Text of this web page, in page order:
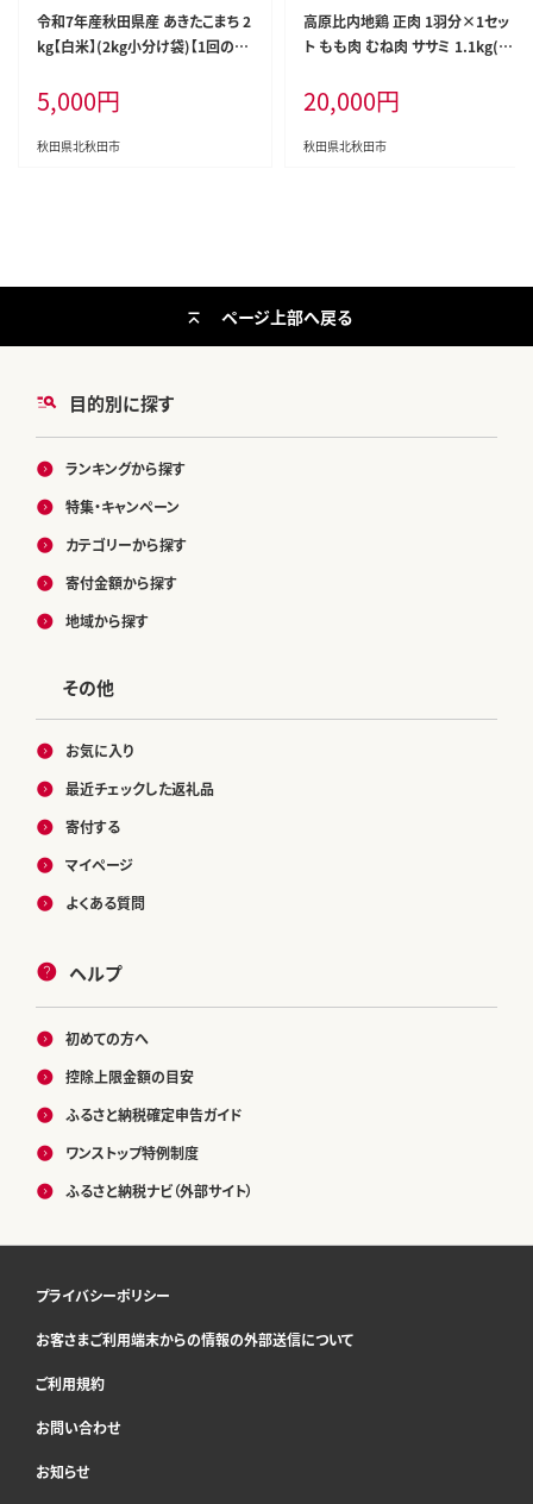
令和7年産秋田県産 あきたこまち 2
kg【白米】(2kg小分け袋)【1回のみ
る お米 おおもり [おおもり 秋田 お
米 あきたこまち 米どころ 東北 北秋
田市]
5,000円
秋田県北秋田市
高原比内地鶏 正肉 1羽分×1セッ
ト もも肉 むね肉 ササミ 1.1kg(1.1
分け 個包装 国産 冷凍 鶏肉 鳥肉
とり肉 モモ肉 配送時期選べる
20,000円
秋田県北秋田市
目的別に探す
ランキングから探す
特集・キャンペーン
カテゴリーから探す
寄付金額から探す
地域から探す
その他
お気に入り
最近チェックした返礼品
寄付する
マイページ
よくある質問
ヘルプ
初めての方へ
控除上限金額の目安
ふるさと納税確定申告ガイド
ワンストップ特例制度
ふるさと納税ナビ（外部サイト）
ページ上部へ戻る
プライバシーポリシー
お客さまご利用端末からの情報の外部送信について
ご利用規約
お問い合わせ
お知らせ